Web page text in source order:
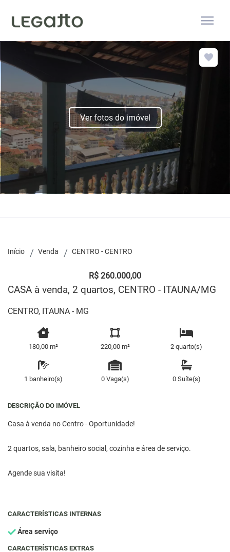
menu
Ver fotos do imóvel
Início Venda CENTRO - CENTRO
R$ 260.000,00
CASA à venda, 2 quartos, CENTRO - ITAUNA/MG
CENTRO, ITAUNA - MG
180,00 m² 220,00 m² 2 quarto(s)
1 banheiro(s) 0 Vaga(s) 0 Suíte(s)
DESCRIÇÃO DO IMÓVEL
Casa à venda no Centro - Oportunidade!
2 quartos, sala, banheiro social, cozinha e área de serviço.
Agende sua visita!
CARACTERÍSTICAS INTERNAS
Área serviço
CARACTERÍSTICAS EXTRAS